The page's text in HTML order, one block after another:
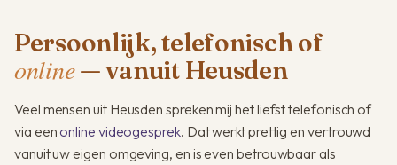
Persoonlijk, telefonisch of
online— vanuit Heusden
Veel mensen uit Heusden spreken mij het liefst telefonisch of
via een online videogesprek. Dat werkt prettig en vertrouwd
vanuit uw eigen omgeving, en is even betrouwbaar als